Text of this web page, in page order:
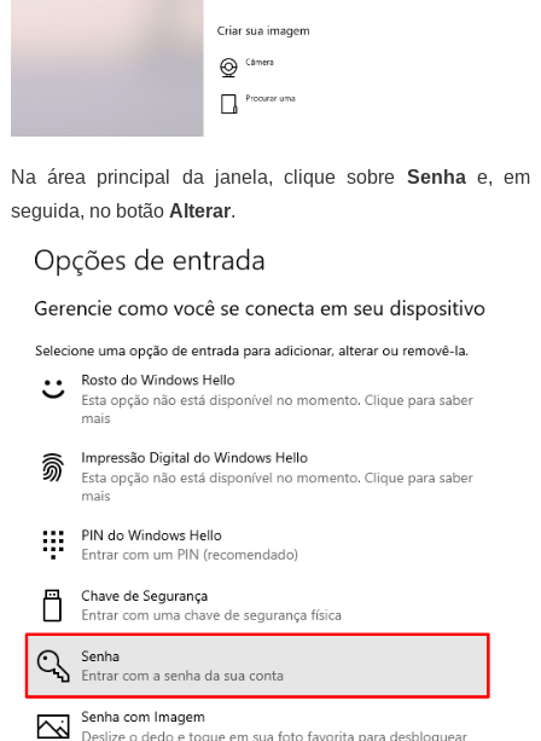
Na área principal da janela, clique sobre Senhae, em
seguida, no botão Alterar.